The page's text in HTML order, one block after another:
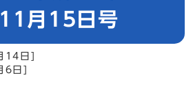
月15日号
14日]
6日]